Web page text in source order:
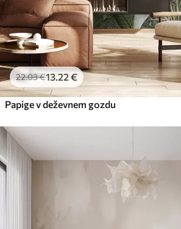
22.03€13 .22 €
Papige v deževnem gozdu